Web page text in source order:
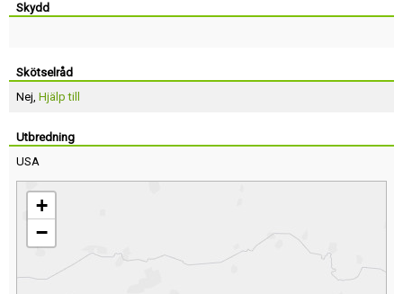
Skydd
Skötselråd
Nej, Hjälp till
Utbredning
USA
+
−